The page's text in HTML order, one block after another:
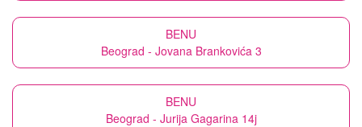
BENU
Beograd - Jovana Brankovića 3
BENU
Beograd - Jurija Gagarina 14j